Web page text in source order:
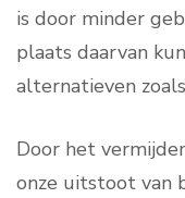
is door minder
plaats daarvan
alternatieven
Door het
onze uitstoot van